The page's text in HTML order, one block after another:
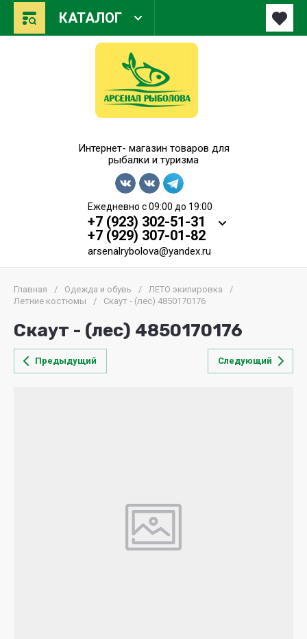
КАТАЛОГ
Интернет- магазин товаров для
рыбалки и туризма
Ежедневно с 09:00 до 19:00
+7 (923) 302-51-31
+7 (929) 307-01-82
arsenalrybolova@yandex.ru
Главная / Одежда и обувь / ЛЕТО экипировка
/
Летние костюмы
/ Скаут - (лес) 4850170176
Скаут - (лес) 4850170176
Предыдущий Следующий